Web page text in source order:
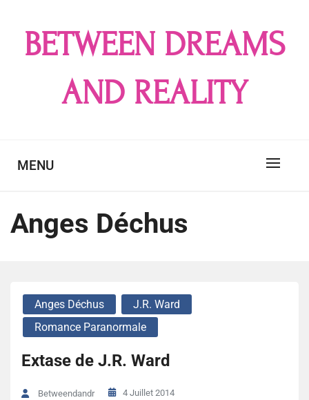
contentBETWEEN DREAMS
AND REALITY
MENU
Anges Déchus
Anges Déchus
J.R. Ward
Romance Paranormale
Extase de J.R. Ward
Betweendandr 4 Juillet 2014